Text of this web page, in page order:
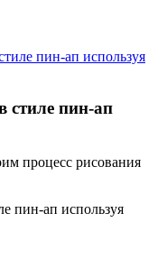
пин-ап используя
стиле пин-ап
процесс рисования